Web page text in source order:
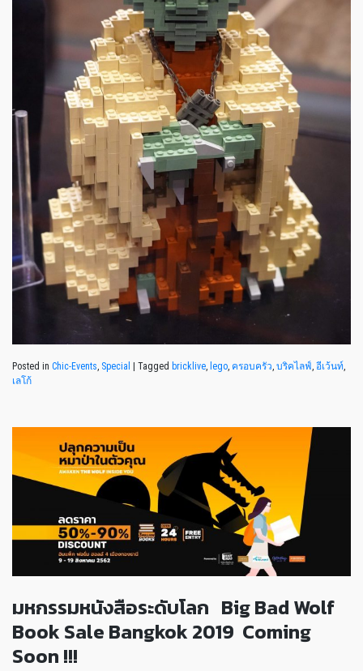
Posted in Chic-Events Special | Tagged bricklive lego ครอบครัว บริคไลฟ์ อีเว้นท์
เลโก้
มหกรรมหนังสือระดับโลก Big Bad Wolf
Book Sale Bangkok 2019 Coming
Soon !!!